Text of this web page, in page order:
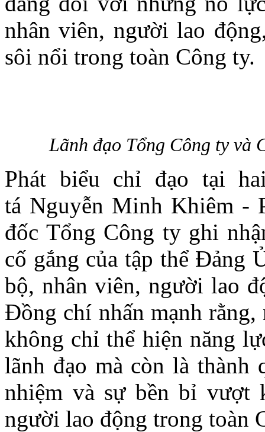
nhân viên, người lao
sôi nổi trong toàn Công ty.
Lãnh đạo Tổng Công ty và
Phát biểu chỉ đạo tại
tá Nguyễn Minh Khiêm -
đốc Tổng Công ty ghi
cố gắng của tập thể Đảng
bộ, nhân viên, người lao
Đồng chí nhấn mạnh
không chỉ thể hiện năng
lãnh đạo mà còn là thành
nhiệm và sự bền bỉ vượt
người lao động trong toàn